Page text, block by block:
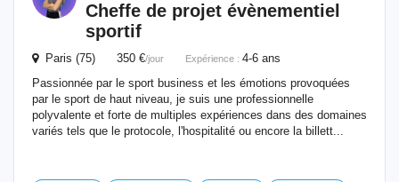
Cheffe de projet évènementiel
sportif
Paris (75) 350 €/jour Expérience : 4-6 ans
Passionnée par le sport business et les émotions provoquées
par le sport de haut niveau, je suis une professionnelle
polyvalente et forte de multiples expériences dans des domaines
variés tels que le protocole, l'hospitalité ou encore la billett...